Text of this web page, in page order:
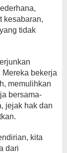
kesabaran,
tidak
Mereka bekerja
memulihkan
bersama-
jejak hak dan
kita
dari